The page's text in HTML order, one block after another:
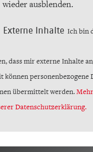
wieder ausblenden.
Externe Inhalte Ich bin
dass mir externe Inhalte
können personenbezogene
übermittelt werden.
Datenschutzerklärung.